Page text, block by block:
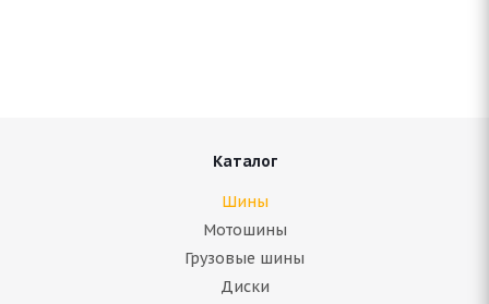
Каталог
Шины
Мотошины
Грузовые шины
Диски